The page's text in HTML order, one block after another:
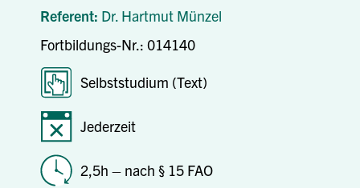
Referent: Dr. Hartmut Münzel
Fortbildungs-Nr.: 014140
Selbststudium (Text)
Jederzeit
2,5h – nach § 15 FAO